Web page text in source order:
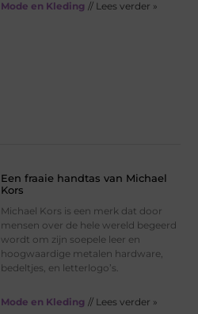
Mode en Kleding // Lees verder »
Een fraaie handtas van Michael
Kors
Michael Kors is een merk dat door
mensen over de hele wereld begeerd
wordt om zijn soepele leer en
hoogwaardige metalen hardware,
bedeltjes, en letterlogo’s.
Mode en Kleding // Lees verder »